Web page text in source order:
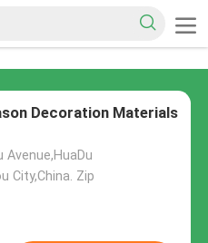
Decoration Materials
Avenue,HuaDu
City,China. Zip